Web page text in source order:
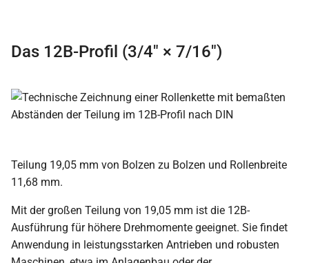
Das 12B-Profil (3/4″ × 7/16″)
Teilung 19,05 mm von Bolzen zu Bolzen und Rollenbreite
11,68 mm.
Mit der großen Teilung von 19,05 mm ist die 12B-
Ausführung für höhere Drehmomente geeignet. Sie findet
Anwendung in leistungsstarken Antrieben und robusten